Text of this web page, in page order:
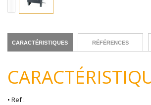
CARACTÉRISTIQUES RÉFÉRENCES
• Ref :